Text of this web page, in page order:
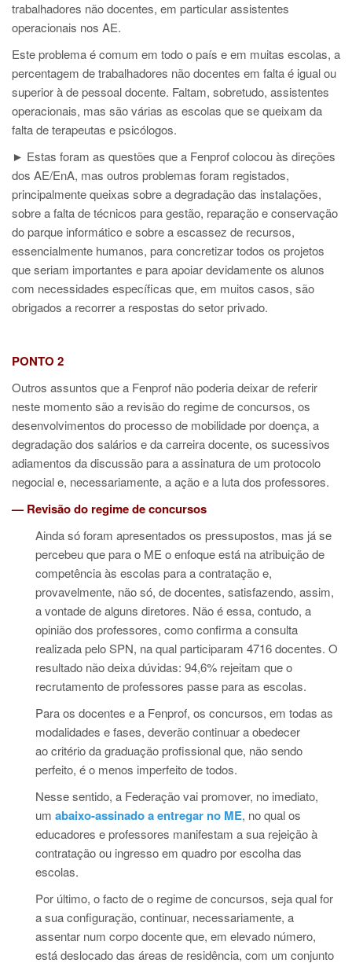
trabalhadores não docentes, em particular assistentes
operacionais nos AE.
Este problema é comum em todo o país e em muitas escolas, a
percentagem de trabalhadores não docentes em falta é igual ou
superior à de pessoal docente. Faltam, sobretudo, assistentes
operacionais, mas são várias as escolas que se queixam da
falta de terapeutas e psicólogos.
► Estas foram as questões que a Fenprof colocou às direções
dos AE/EnA, mas outros problemas foram registados,
principalmente queixas sobre a degradação das instalações,
sobre a falta de técnicos para gestão, reparação e conservação
do parque informático e sobre a escassez de recursos,
essencialmente humanos, para concretizar todos os projetos
que seriam importantes e para apoiar devidamente os alunos
com necessidades específicas que, em muitos casos, são
obrigados a recorrer a respostas do setor privado.
PONTO 2
Outros assuntos que a Fenprof não poderia deixar de referir
neste momento são a revisão do regime de concursos, os
desenvolvimentos do processo de mobilidade por doença, a
degradação dos salários e da carreira docente, os sucessivos
adiamentos da discussão para a assinatura de um protocolo
negocial e, necessariamente, a ação e a luta dos professores.
— Revisão do regime de concursos
Ainda só foram apresentados os pressupostos, mas já se
percebeu que para o ME o enfoque está na atribuição de
competência às escolas para a contratação e,
provavelmente, não só, de docentes, satisfazendo, assim,
a vontade de alguns diretores. Não é essa, contudo, a
opinião dos professores, como confirma a consulta
realizada pelo SPN, na qual participaram 4716 docentes. O
resultado não deixa dúvidas: 94,6% rejeitam que o
recrutamento de professores passe para as escolas.
Para os docentes e a Fenprof, os concursos, em todas as
modalidades e fases, deverão continuar a obedecer
ao critério da graduação profissional que, não sendo
perfeito, é o menos imperfeito de todos.
Nesse sentido, a Federação vai promover, no imediato,
um abaixo-assinado a entregar no ME, no qual os
educadores e professores manifestam a sua rejeição à
contratação ou ingresso em quadro por escolha das
escolas.
Por último, o facto de o regime de concursos, seja qual for
a sua configuração, continuar, necessariamente, a
assentar num corpo docente que, em elevado número,
está deslocado das áreas de residência, com um conjunto